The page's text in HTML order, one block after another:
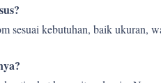
sesuai kebutuhan, baik ukuran,